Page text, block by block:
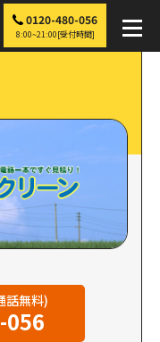
0120-480-056
8:00~21:00[受付時間]
ルクリーン
話無料)
056